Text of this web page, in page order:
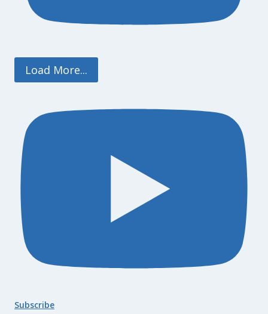
Load More...
Subscribe